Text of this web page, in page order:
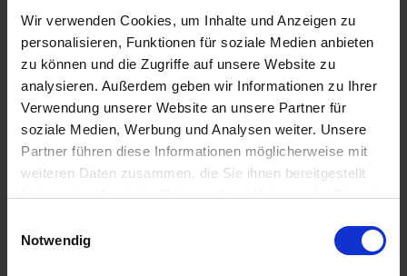
Wir verwenden Cookies, um Inhalte und Anzeigen zu
personalisieren, Funktionen für soziale Medien anbieten
zu können und die Zugriffe auf unsere Website zu
analysieren. Außerdem geben wir Informationen zu Ihrer
Verwendung unserer Website an unsere Partner für
soziale Medien, Werbung und Analysen weiter. Unsere
Partner führen diese Informationen möglicherweise mit
weiteren Daten zusammen, die Sie ihnen bereitgestellt
haben oder die sie im Rahmen Ihrer Nutzung der Dienste
Notwendig
Signum
zzgl. MwSt.
Lebosol®-nutriplant®